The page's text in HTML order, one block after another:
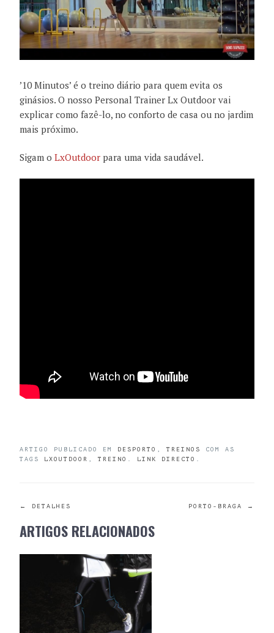
’10 Minutos’ é o treino diário para quem evita os
ginásios. O nosso Personal Trainer Lx Outdoor vai
explicar como fazê-lo, no conforto de casa ou no jardim
mais próximo.
Sigam o LxOutdoor para uma vida saudável.
ARTIGO PUBLICADO EM DESPORTO TREINOS
COM AS
TAGS LXOUTDOOR TREINO LINK DIRECTO
POST
NAVIGATION
← DETALHES PORTO-BRAGA →
ARTIGOS RELACIONADOS